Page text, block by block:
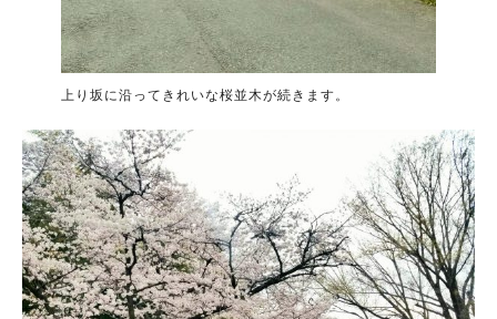
上り坂に沿ってきれいな桜並木が続きます。